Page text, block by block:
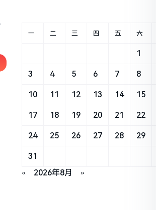
« 2026年8月 »
一 二 三 四 五 六
1
3 4 5 6 7 8
10 11 12 13 14 15
17 18 19 20 21 22
24 25 26 27 28 29
31